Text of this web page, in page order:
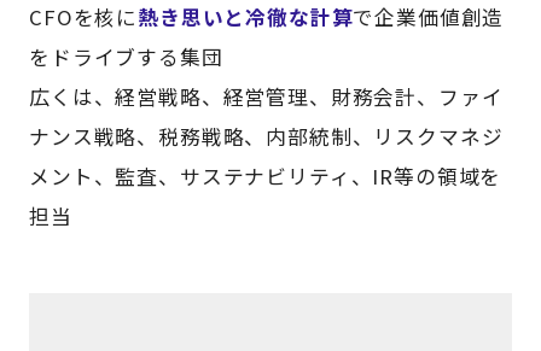
CFOを核に熱き思いと冷徹な計算で企業価値創造
をドライブする集団
広くは、経営戦略、経営管理、財務会計、ファイ
ナンス戦略、税務戦略、内部統制、リスクマネジ
メント、監査、サステナビリティ、IR等の領域を
担当